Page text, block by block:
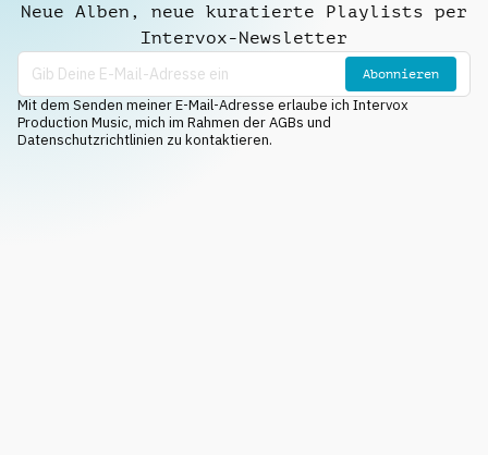
Neue Alben, neue kuratierte Playlists per
Intervox-Newsletter
Abonnieren
Mit dem Senden meiner E-Mail-Adresse erlaube ich Intervox
Production Music, mich im Rahmen der AGBs und
Datenschutzrichtlinien zu kontaktieren.